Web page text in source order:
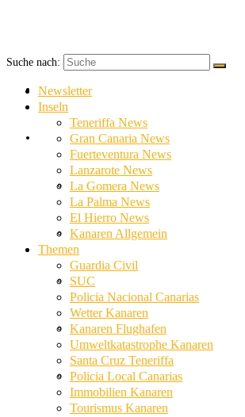
Newsletter
Inseln
Teneriffa News
Gran Canaria News
Fuerteventura News
Lanzarote News
La Gomera News
Suche nach:
Newsletter
Inseln
Teneriffa News
Gran Canaria News
Fuerteventura News
Lanzarote News
La Gomera News
La Palma News
El Hierro News
Kanaren Allgemein
Themen
Guardia Civil
SUC
Policia Nacional Canarias
Wetter Kanaren
Kanaren Flughafen
Umweltkatastrophe Kanaren
Santa Cruz Teneriffa
Policia Local Canarias
Immobilien Kanaren
Tourismus Kanaren